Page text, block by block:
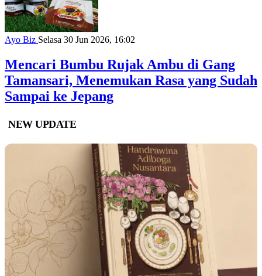
Ayo Biz Selasa 30 Jun 2026, 16:02
Mencari Bumbu Rujak Ambu di Gang
Tamansari, Menemukan Rasa yang Sudah
Sampai ke Jepang
NEW UPDATE